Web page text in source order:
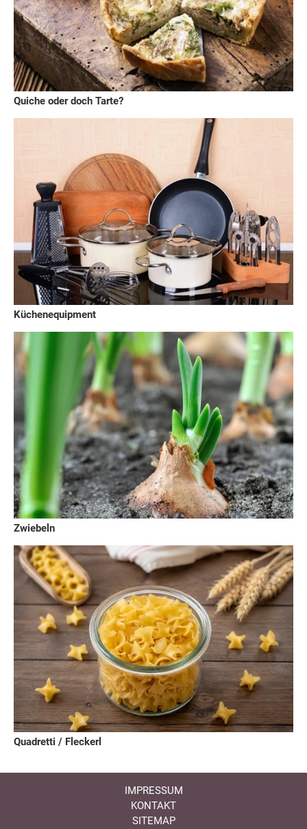
Quiche oder doch Tarte?
Küchenequipment
Zwiebeln
Quadretti / Fleckerl
IMPRESSUM
KONTAKT
SITEMAP